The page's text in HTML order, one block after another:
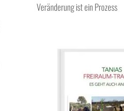
Veränderung ist ein Prozess